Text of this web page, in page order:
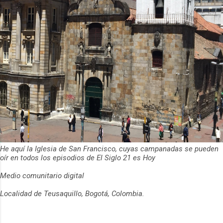
He aquí la Iglesia de San Francisco, cuyas campanadas se pueden
oír en todos los episodios de El Siglo 21 es Hoy
Medio comunitario digital
Localidad de Teusaquillo, Bogotá, Colombia.